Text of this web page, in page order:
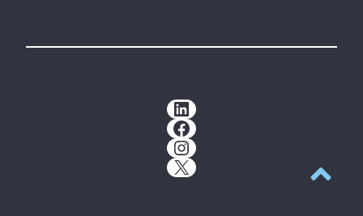
LinkedIn
Facebook
Instagram
X
Takaisin